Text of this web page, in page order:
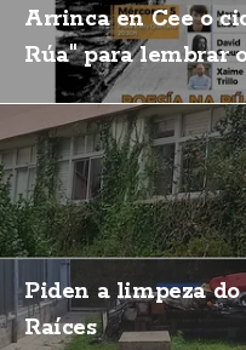
Arrinca en Cee o
Rúa" para lembrar
Piden a limpeza
Raíces